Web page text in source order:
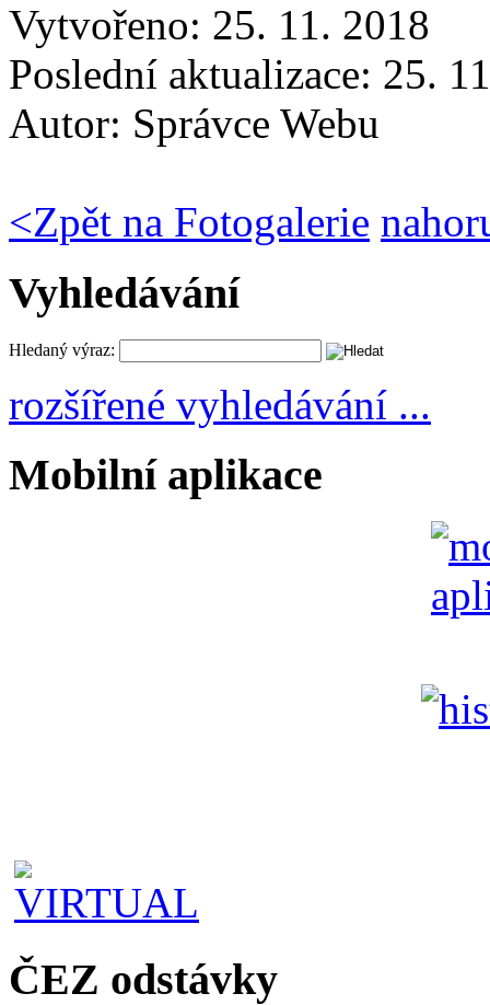
Vytvořeno: 25. 11. 2018
Poslední aktualizace: 25.
Autor: Správce Webu
<Zpět na Fotogalerie
Vyhledávání
Hledaný výraz:
rozšířené vyhledávání ...
Mobilní aplikace
ČEZ odstávky